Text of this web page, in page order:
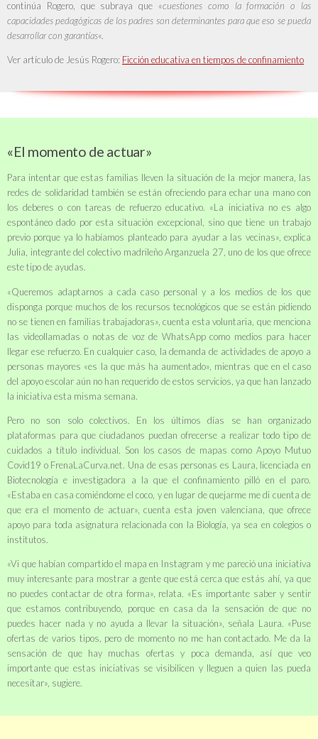
continúa Rogero, que subraya que «cuestiones como la formación o las
capacidades pedagógicas de los padres son determinantes para que eso se pueda
desarrollar con garantías«.
Ver artículo de Jesús Rogero: Ficción educativa en tiempos de confinamiento
«El momento de actuar»
Para intentar que estas familias lleven la situación de la mejor manera, las
redes de solidaridad también se están ofreciendo para echar una mano con
los deberes o con tareas de refuerzo educativo. «La iniciativa no es algo
espontáneo dado por esta situación excepcional, sino que tiene un trabajo
previo porque ya lo habíamos planteado para ayudar a las vecinas», explica
Julia, integrante del colectivo madrileñoArganzuela 27, uno de los que ofrece
este tipo de ayudas.
«Queremos adaptarnos a cada caso personal y a los medios de los que
disponga porque muchos de los recursos tecnológicos que se están pidiendo
no se tienen en familias trabajadoras», cuenta esta voluntaria, que menciona
las videollamadas o notas de voz de WhatsApp como medios para hacer
llegar ese refuerzo. En cualquier caso, la demanda de actividades de apoyo a
personas mayores «es la que más ha aumentado», mientras que en el caso
del apoyo escolar aún no han requerido de estos servicios, ya que han lanzado
la iniciativa esta misma semana.
Pero no son solo colectivos. En los últimos días se han organizado
plataformas para que ciudadanos puedan ofrecerse a realizar todo tipo de
cuidados a título individual. Son los casos de mapas comoApoyo Mutuo
Covid19 o FrenaLaCurva.net. Una de esas personas es Laura, licenciada en
Biotecnología e investigadora a la que el confinamiento pilló en el paro.
«Estaba en casa comiéndome el coco, y en lugar de quejarme me di cuenta de
que era el momento de actuar», cuenta esta joven valenciana, que ofrece
apoyo para toda asignatura relacionada con la Biología, ya sea en colegios o
institutos.
«Vi que habían compartido el mapa en Instagram y me pareció una iniciativa
muy interesante para mostrar a gente que está cerca que estás ahí, ya que
no puedes contactar de otra forma», relata. «Es importante saber y sentir
que estamos contribuyendo, porque en casa da la sensación de que no
puedes hacer nada y no ayuda a llevar la situación», señala Laura. «Puse
ofertas de varios tipos, pero de momento no me han contactado. Me da la
sensación de que hay muchas ofertas y poca demanda, así que veo
importante que estas iniciativas se visibilicen y lleguen a quien las pueda
necesitar», sugiere.